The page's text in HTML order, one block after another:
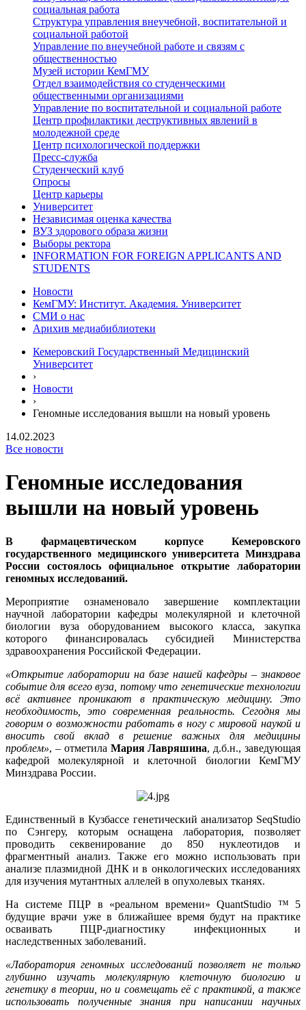
социальная работа
Структура управления внеучебной, воспитательной и
социальной работой
Управление по внеучебной работе и связям с
общественностью
Музей истории КемГМУ
Отдел взаимодействия со студенческими
общественными организациями
Управление по воспитательной и социальной работе
Центр профилактики деструктивных явлений в
молодежной среде
Центр психологической поддержки
Пресс-служба
Студенческий клуб
Опросы
Центр карьеры
Университет
Независимая оценка качества
ВУЗ здорового образа жизни
Выборы ректора
INFORMATION FOR FOREIGN APPLICANTS AND
STUDENTS
Новости
КемГМУ: Институт. Академия. Университет
СМИ о нас
Арихив медиабиблиотеки
Кемеровский Государственный Медицинский
Университет
›
Новости
›
Геномные исследования вышли на новый уровень
14.02.2023
Все новости
Геномные исследования
вышли на новый уровень
В фармацевтическом корпусе Кемеровского
государственного медицинского университета Минздрава
России состоялось официальное открытие лаборатории
геномных исследований.
Мероприятие ознаменовало завершение комплектации
научной лаборатории кафедры молекулярной и клеточной
биологии вуза оборудованием высокого класса, закупка
которого финансировалась субсидией Министерства
здравоохранения Российской Федерации.
«Открытие лаборатории на базе нашей кафедры – знаковое
событие для всего вуза, потому что генетические технологии
всё активнее проникают в практическую медицину. Это
необходимость, это современная реальность. Сегодня мы
говорим о возможности работать в ногу с мировой наукой и
вносить свой вклад в решение важных для медицины
проблем», – отметила Мария Лавряшина, д.б.н., заведующая
кафедрой молекулярной и клеточной биологии КемГМУ
Минздрава России.
Единственный в Кузбассе генетический анализатор SeqStudio
по Сэнгеру, которым оснащена лаборатория, позволяет
проводить секвенирование до 850 нуклеотидов и
фрагментный анализ. Также его можно использовать при
анализе плазмидной ДНК и в онкологических исследованиях
для изучения мутантных аллелей в опухолевых тканях.
На системе ПЦР в «реальном времени» QuantStudio ™ 5
будущие врачи уже в ближайшее время будут на практике
осваивать ПЦР-диагностику инфекционных и
наследственных заболеваний.
«Лаборатория геномных исследований позволяет не только
глубинно изучать молекулярную клеточную биологию и
генетику в теории, но и совмещать её с практикой, а также
использовать полученные знания при написании научных